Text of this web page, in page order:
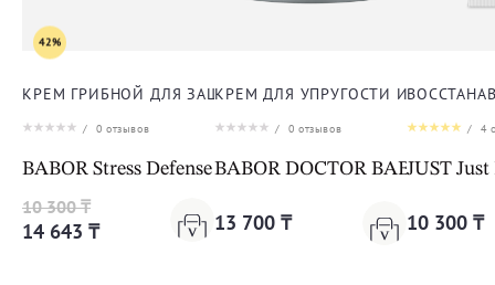
42%
КРЕМ ГРИБНОЙ ДЛЯ ЗАЩИТЫ ОТ СТРЕССА ДЛЯ ЛИЦА
/ 0 отзывов
BABOR Stress Defense Mushroom Cream
10 300 ₸
14 643 ₸
КРЕМ ДЛЯ УПРУГОСТИ И
/ 0 отзывов
BABOR DOCTOR BABOR
13 700 ₸
/ 4
JUST
10 300 ₸